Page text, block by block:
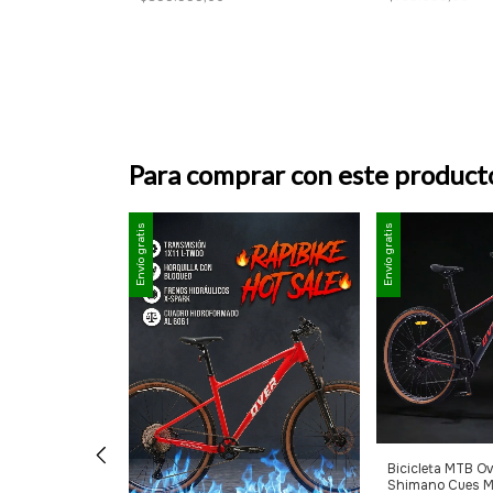
Para comprar con este
Envío gratis Envío gratis
Bicicleta MTB
Shimano Cues